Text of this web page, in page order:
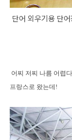
단어 외우기용 단
어찌 저찌 나름 어렵
프랑스로 왔는데!